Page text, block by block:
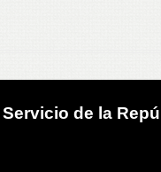
de la